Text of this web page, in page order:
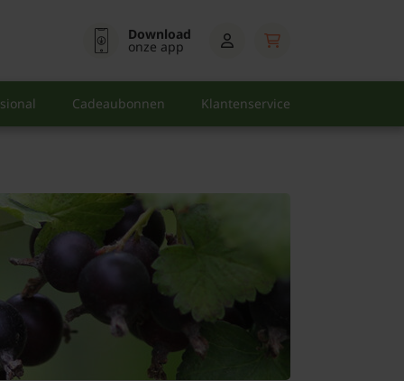
Download
onze app
Cadeaubonnen Klantenservice